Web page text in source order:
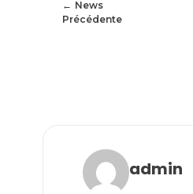
News
Précédente
admin